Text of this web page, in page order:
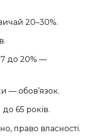
20–30%.
7 до 20% —
— обов’язок.
до 65 років.
право власності.